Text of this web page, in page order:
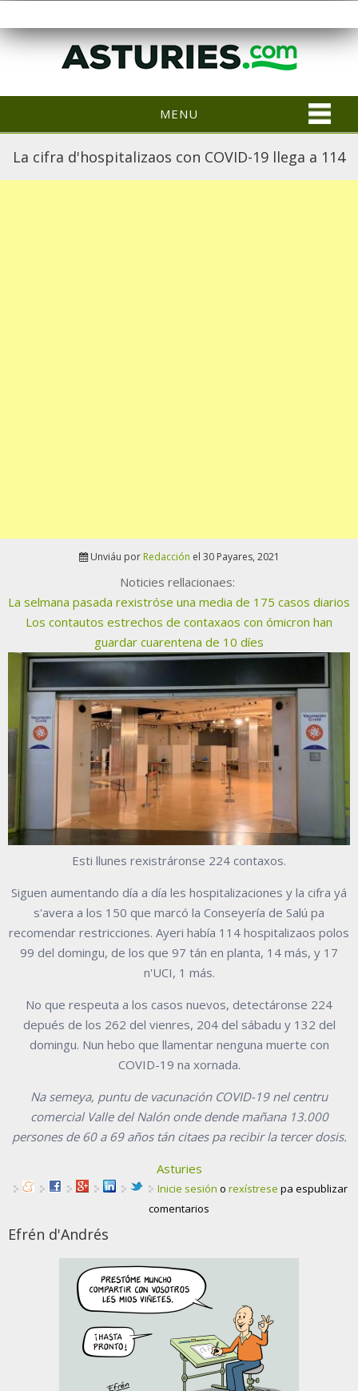
MENU
La cifra d'hospitalizaos con COVID-19 llega a 114
Unviáu por Redacción el 30 Payares, 2021
Noticies rellacionaes:
La selmana pasada rexistróse una media de 175 casos diarios
Los contautos estrechos de contaxaos con ómicron han
guardar cuarentena de 10 díes
Esti llunes rexistráronse 224 contaxos.
Siguen aumentando día a día les hospitalizaciones y la cifra yá
s'avera a los 150 que marcó la Conseyería de Salú pa
recomendar restricciones. Ayeri había 114 hospitalizaos polos
99 del domingu, de los que 97 tán en planta, 14 más, y 17
n'UCI, 1 más.
No que respeuta a los casos nuevos, detectáronse 224
depués de los 262 del vienres, 204 del sábadu y 132 del
domingu. Nun hebo que llamentar nenguna muerte con
COVID-19 na xornada.
Na semeya, puntu de vacunación COVID-19 nel centru
comercial Valle del Nalón onde dende mañana 13.000
persones de 60 a 69 años tán citaes pa recibir la tercer dosis.
Asturies
Inicie sesión o rexístrese pa espublizar
comentarios
Efrén d'Andrés